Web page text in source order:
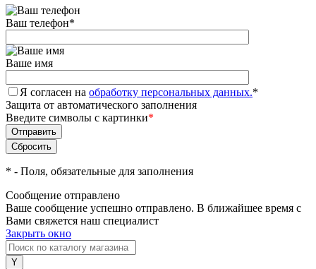
Ваш телефон*
Ваше имя
Я согласен на обработку персональных данных.*
Защита от автоматического заполнения
Введите символы с картинки*
* - Поля, обязательные для заполнения
Сообщение отправлено
Ваше сообщение успешно отправлено. В ближайшее время с
Вами свяжется наш специалист
Закрыть окно